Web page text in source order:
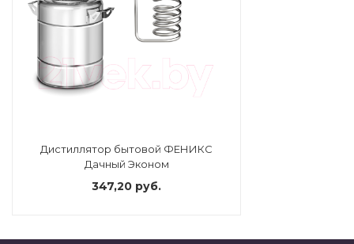
Дистиллятор бытовой ФЕНИКС
Дачный Эконом
347,20 руб.